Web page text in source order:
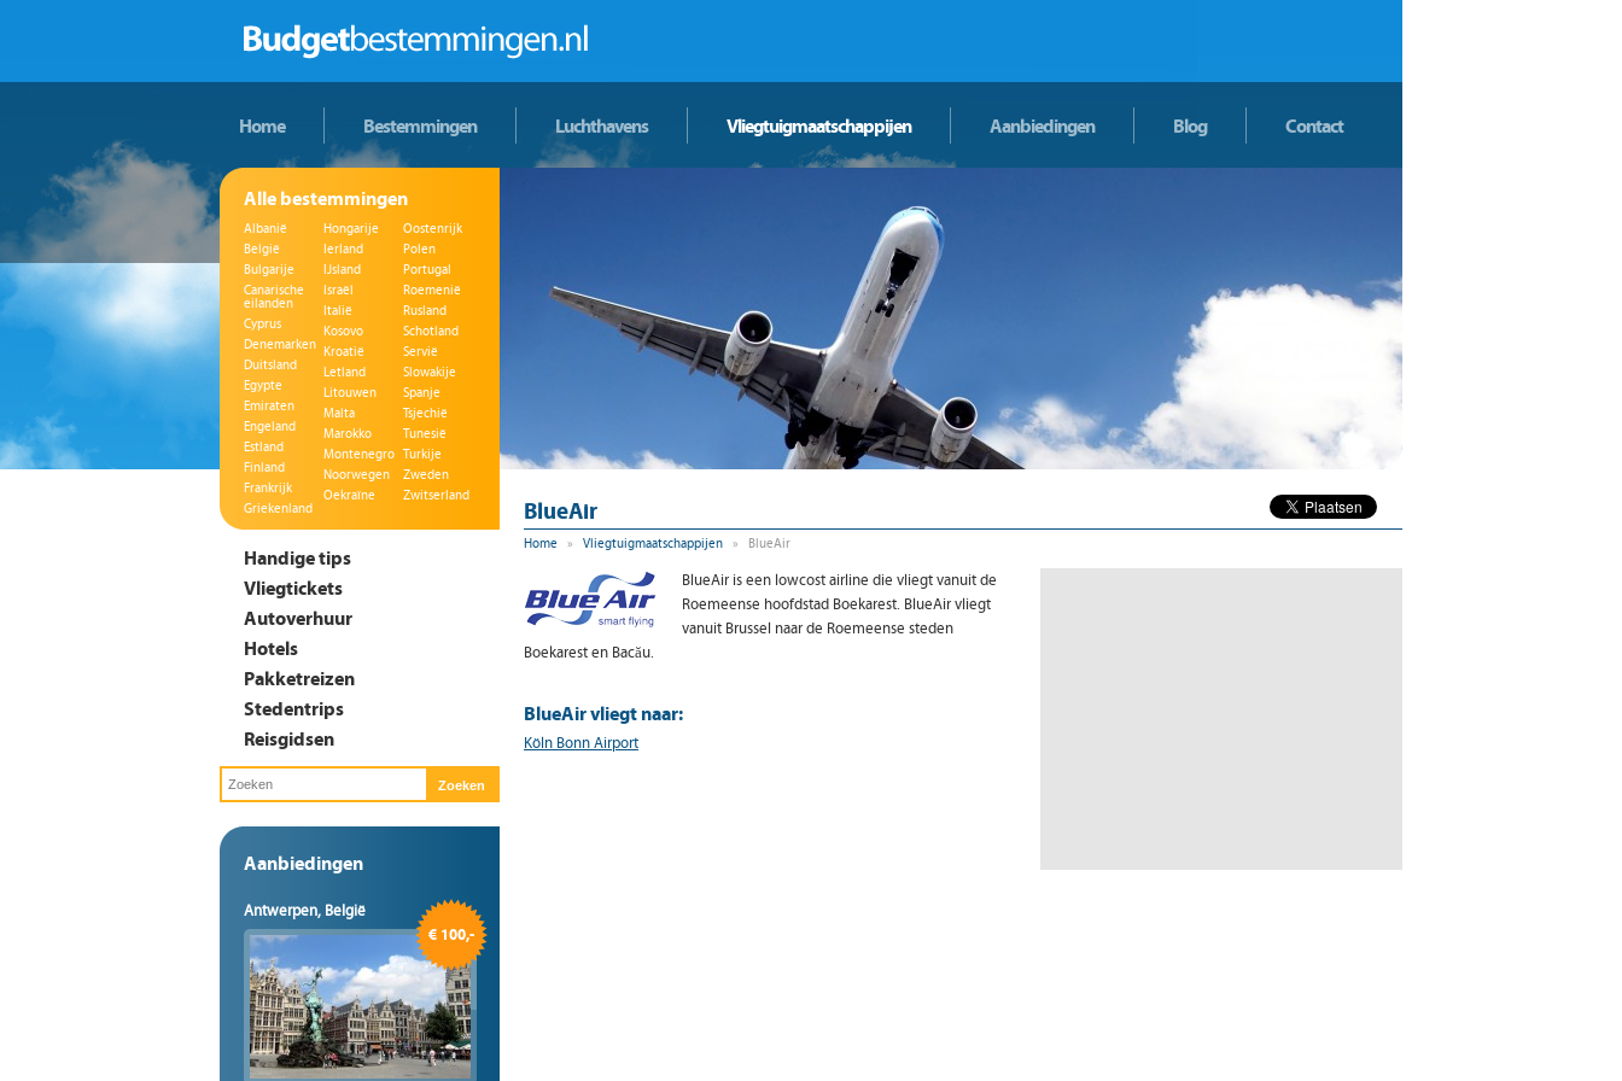
Home Bestemmingen Luchthavens Vliegtuigmaatschappijen Aanbiedingen Blog Contact
Alle bestemmingen
Albanië
België
Bulgarije
Canarische
eilanden
Cyprus
Denemarken
Duitsland
Egypte
Emiraten
Engeland
Estland
Finland
Frankrijk
Griekenland
Hongarije
Ierland
IJsland
Israël
Italië
Kosovo
Kroatië
Letland
Litouwen
Malta
Marokko
Montenegro
Noorwegen
Oekraïne
Oostenrijk
Polen
Portugal
Roemenië
Rusland
Schotland
Servië
Slowakije
Spanje
Tsjechië
Tunesië
Turkije
Zweden
Zwitserland
Handige tips
Vliegtickets
Autoverhuur
Hotels
Pakketreizen
Stedentrips
Reisgidsen
Aanbiedingen
Antwerpen, België
€ 100,-
BlueAir
Home » Vliegtuigmaatschappijen » BlueAir
BlueAir is een lowcost airline die vliegt vanuit de
Roemeense hoofdstad Boekarest. BlueAir vliegt
vanuit Brussel naar de Roemeense steden
Boekarest en Bacău.
BlueAir vliegt naar:
Köln Bonn Airport